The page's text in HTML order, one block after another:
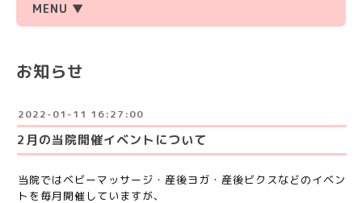
MENU ▼
お知らせ
2022-01-11 16:27:00
2月の当院開催イベントについて
当院ではベビーマッサージ・産後ヨガ・産後ビクスなどのイベン
トを毎月開催していますが、